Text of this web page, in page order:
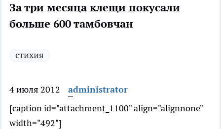
За три месяца клещи покусали
больше 600 тамбовчан
стихия
4 июля 2012
administrator
[caption id="attachment_1100" align="alignnone"
width="492"]